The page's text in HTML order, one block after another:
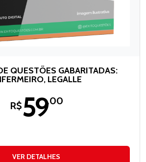
QUESTÕES GABARITADAS:
LEGALLE
R$59,00
VER DETALHES